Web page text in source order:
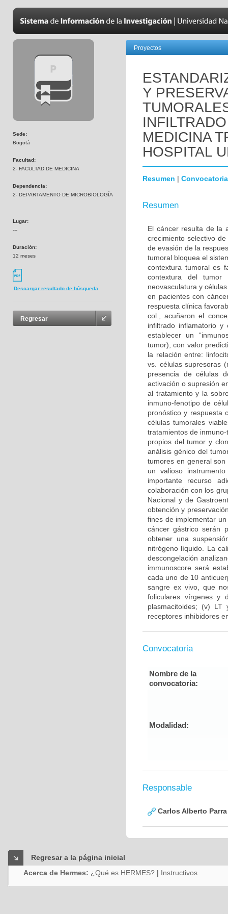
Sede:
Bogotá
Facultad:
2- FACULTAD DE MEDICINA
Dependencia:
2- DEPARTAMENTO DE MICROBIOLOGÍA
Lugar:
---
Duración:
12 meses
Descargar resultado de búsqueda
Regresar
Proyectos
Y
MEDICINA
HOSPITAL
Resumen | Convocatoria
Resumen
El cáncer resulta de la
crecimiento selectivo
de evasión de la
tumoral bloquea el
contextura tumoral es
contextura del tumor
neovasculatura y
en pacientes con
respuesta clínica
col., acuñaron el
infiltrado inflamatorio
establecer un
tumor), con valor
la relación entre:
vs. células supresoras
presencia de células
activación o supresión
al tratamiento y la
inmuno-fenotipo de
pronóstico y respuesta
células tumorales
tratamientos de
propios del tumor y
análisis génico del
tumores en general
un valioso
importante recurso
colaboración con los
Nacional y de
obtención y
fines de implementar
cáncer gástrico serán
obtener una
nitrógeno líquido. La
descongelación
immunoscore será
cada uno de 10
sangre ex vivo, que
foliculares vírgenes y
plasmacitoides; (v)
receptores inhibidores
Convocatoria
Nombre de la
convocatoria:
Modalidad:
Responsable
Carlos Alberto
Regresar a la página inicial
Acerca de Hermes: ¿Qué es HERMES? | Instructivos